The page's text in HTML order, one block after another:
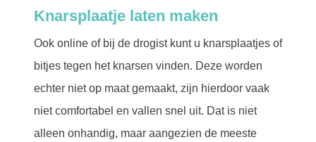
Knarsplaatje laten maken
Ook online of bij de drogist kunt u knarsplaatjes of
bitjes tegen het knarsen vinden. Deze worden
echter niet op maat gemaakt, zijn hierdoor vaak
niet comfortabel en vallen snel uit. Dat is niet
alleen onhandig, maar aangezien de meeste